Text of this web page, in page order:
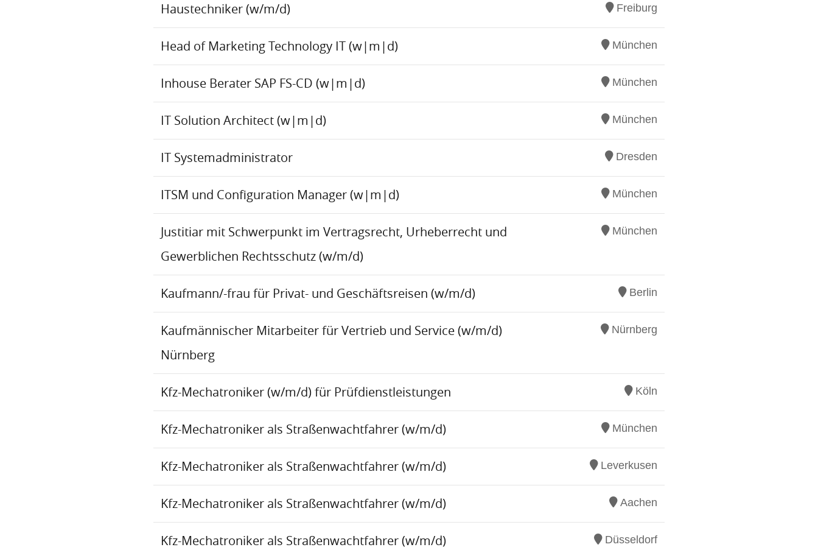
Haustechniker (w/m/d) Freiburg
Head of Marketing Technology IT (w|m|d) München
Inhouse Berater SAP FS-CD (w|m|d) München
IT Solution Architect (w|m|d) München
IT Systemadministrator Dresden
ITSM und Configuration Manager (w|m|d) München
Justitiar mit Schwerpunkt im Vertragsrecht, Urheberrecht und
Gewerblichen Rechtsschutz (w/m/d)
München
Kaufmann/-frau für Privat- und Geschäftsreisen (w/m/d) Berlin
Kaufmännischer Mitarbeiter für Vertrieb und Service (w/m/d)
Nürnberg
Nürnberg
Kfz-Mechatroniker (w/m/d) für Prüfdienstleistungen Köln
Kfz-Mechatroniker als Straßenwachtfahrer (w/m/d) München
Kfz-Mechatroniker als Straßenwachtfahrer (w/m/d) Leverkusen
Kfz-Mechatroniker als Straßenwachtfahrer (w/m/d) Aachen
Kfz-Mechatroniker als Straßenwachtfahrer (w/m/d) Düsseldorf